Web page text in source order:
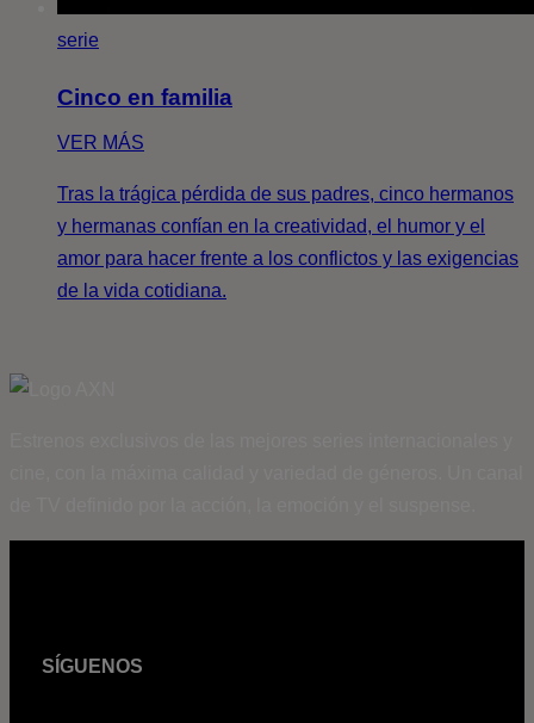
serie
Cinco en familia
VER MÁS
Tras la trágica pérdida de sus padres, cinco hermanos
y hermanas confían en la creatividad, el humor y el
amor para hacer frente a los conflictos y las exigencias
de la vida cotidiana.
SÍGUENOS